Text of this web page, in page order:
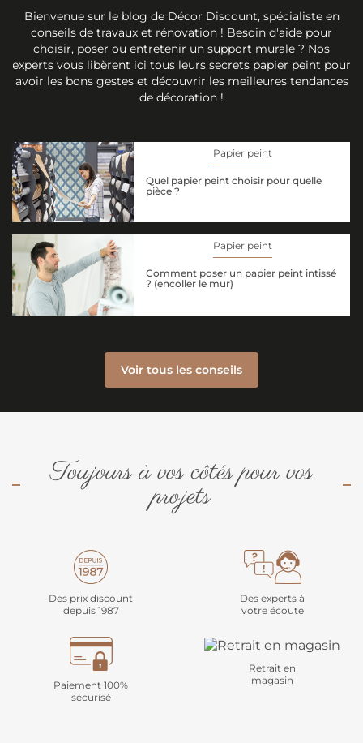
Bienvenue sur le blog de Décor Discount, spécialiste en
conseils de travaux et rénovation ! Besoin d'aide pour
choisir, poser ou entretenir un support murale ? Nos
experts vous libèrent ici tous leurs secrets papier peint pour
avoir les bons gestes et découvrir les meilleures tendances
de décoration !
Papier peint
Quel papier peint choisir pour quelle
pièce ?
Papier peint
Comment poser un papier peint intissé
? (encoller le mur)
Voir tous les conseils
Toujours à vos côtés pour vos
projets
Des prix discount
depuis 1987
Des experts à
votre écoute
Paiement 100%
sécurisé
Retrait en
magasin